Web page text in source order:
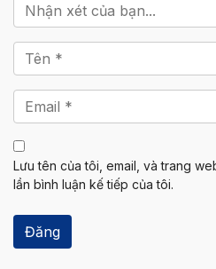
Lưu tên của tôi, email, và trang
lần bình luận kế tiếp của tôi.